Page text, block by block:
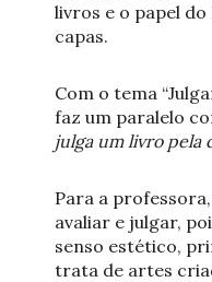
livros e o papel
capas.
Com o tema
faz um paralelo
julga um livro pela
Para a
avaliar e julgar,
senso estético,
trata de artes